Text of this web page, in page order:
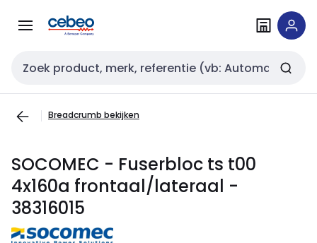
naar
naar
Zoekveld invoer
Breadcrumb bekijken
SOCOMEC - Fuserbloc ts t00
4x160a frontaal/lateraal -
38316015